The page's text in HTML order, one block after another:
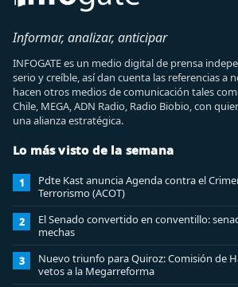
Informar, analizar, anticipar
INFOGATE es un medio digital de prensa
serio y creíble, así dan cuenta las referencias a
hacen otros medios de comunicación tales
Chile, MEGA, ADN Radio, Radio Biobio, con
una alianza estratégica.
Lo más visto de la semana
1
Pdte Kast anuncia Agenda contra el
Terrorismo (ACOT)
2
El Senado convertido en conventillo:
mechas
3
Nuevo triunfo para Quiroz: Comisión de
vetos a la Megarreforma